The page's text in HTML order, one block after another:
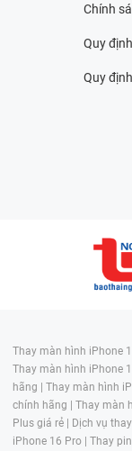
Chính
Quy
Quy
Thay màn hình iPhone
Thay màn hình iPhone
hãng | Thay màn hình
chính hãng | Thay màn
Plus giá rẻ | Dịch vụ
iPhone 16 Pro | Thay